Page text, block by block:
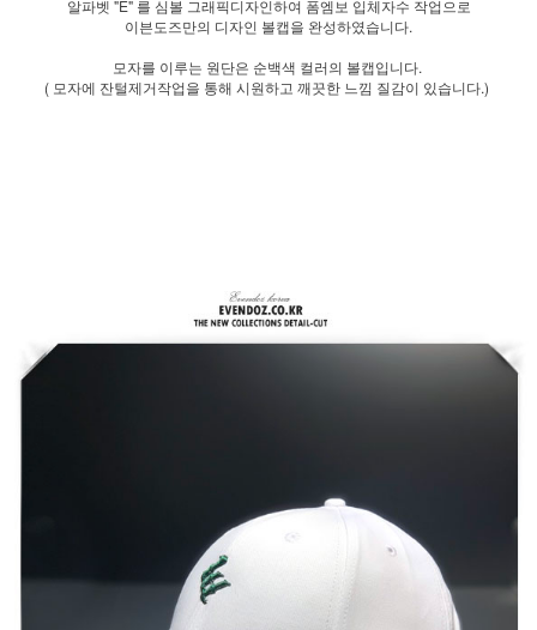
알파벳 "E" 를 심볼 그래픽디자인하여 폼엠보 입체자수 작업으로
이븐도즈만의 디자인 볼캡을 완성하였습니다.
모자를 이루는 원단은 순백색 컬러의 볼캡입니다.
( 모자에 잔털제거작업을 통해 시원하고 깨끗한 느낌 질감이 있습니다.)